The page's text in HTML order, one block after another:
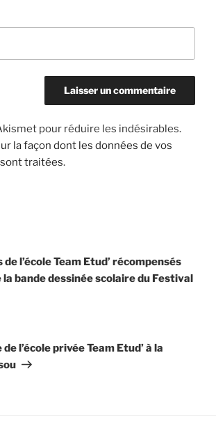
pour réduire les indésirables.
la façon dont les données de vos
traitées.
de l’école Team Etud’ récompensés
la bande dessinée scolaire du Festival
l’école privée Team Etud’ à la